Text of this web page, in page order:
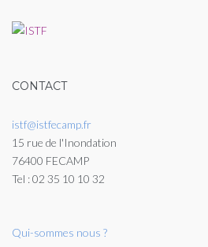
CONTACT
istf@istfecamp.fr
15 rue de l'Inondation
76400 FECAMP
Tel : 02 35 10 10 32
Qui-sommes nous ?